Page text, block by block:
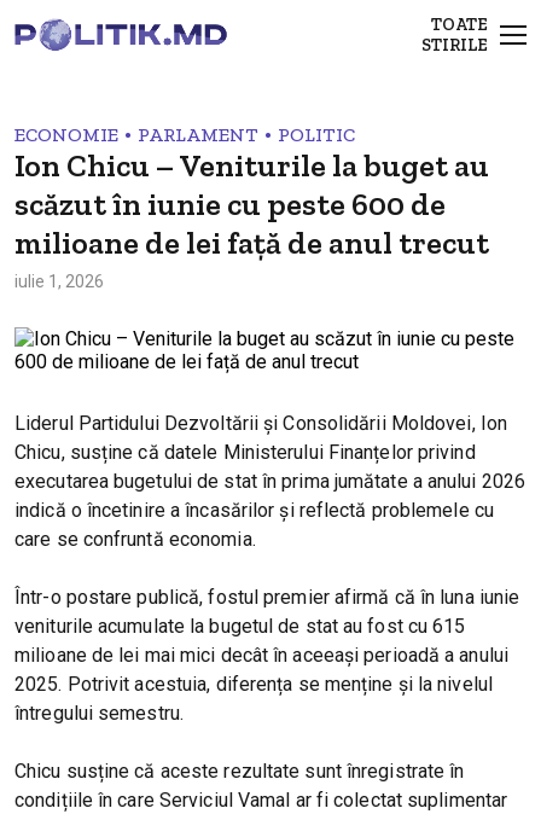
TOATE
STIRILE
ECONOMIE • PARLAMENT • POLITIC
Ion Chicu – Veniturile la buget au
scăzut în iunie cu peste 600 de
milioane de lei față de anul trecut
iulie 1, 2026
Liderul Partidului Dezvoltării și Consolidării Moldovei, Ion
Chicu, susține că datele Ministerului Finanțelor privind
executarea bugetului de stat în prima jumătate a anului 2026
indică o încetinire a încasărilor și reflectă problemele cu
care se confruntă economia.
Într-o postare publică, fostul premier afirmă că în luna iunie
veniturile acumulate la bugetul de stat au fost cu 615
milioane de lei mai mici decât în aceeași perioadă a anului
2025. Potrivit acestuia, diferența se menține și la nivelul
întregului semestru.
Chicu susține că aceste rezultate sunt înregistrate în
condițiile în care Serviciul Vamal ar fi colectat suplimentar